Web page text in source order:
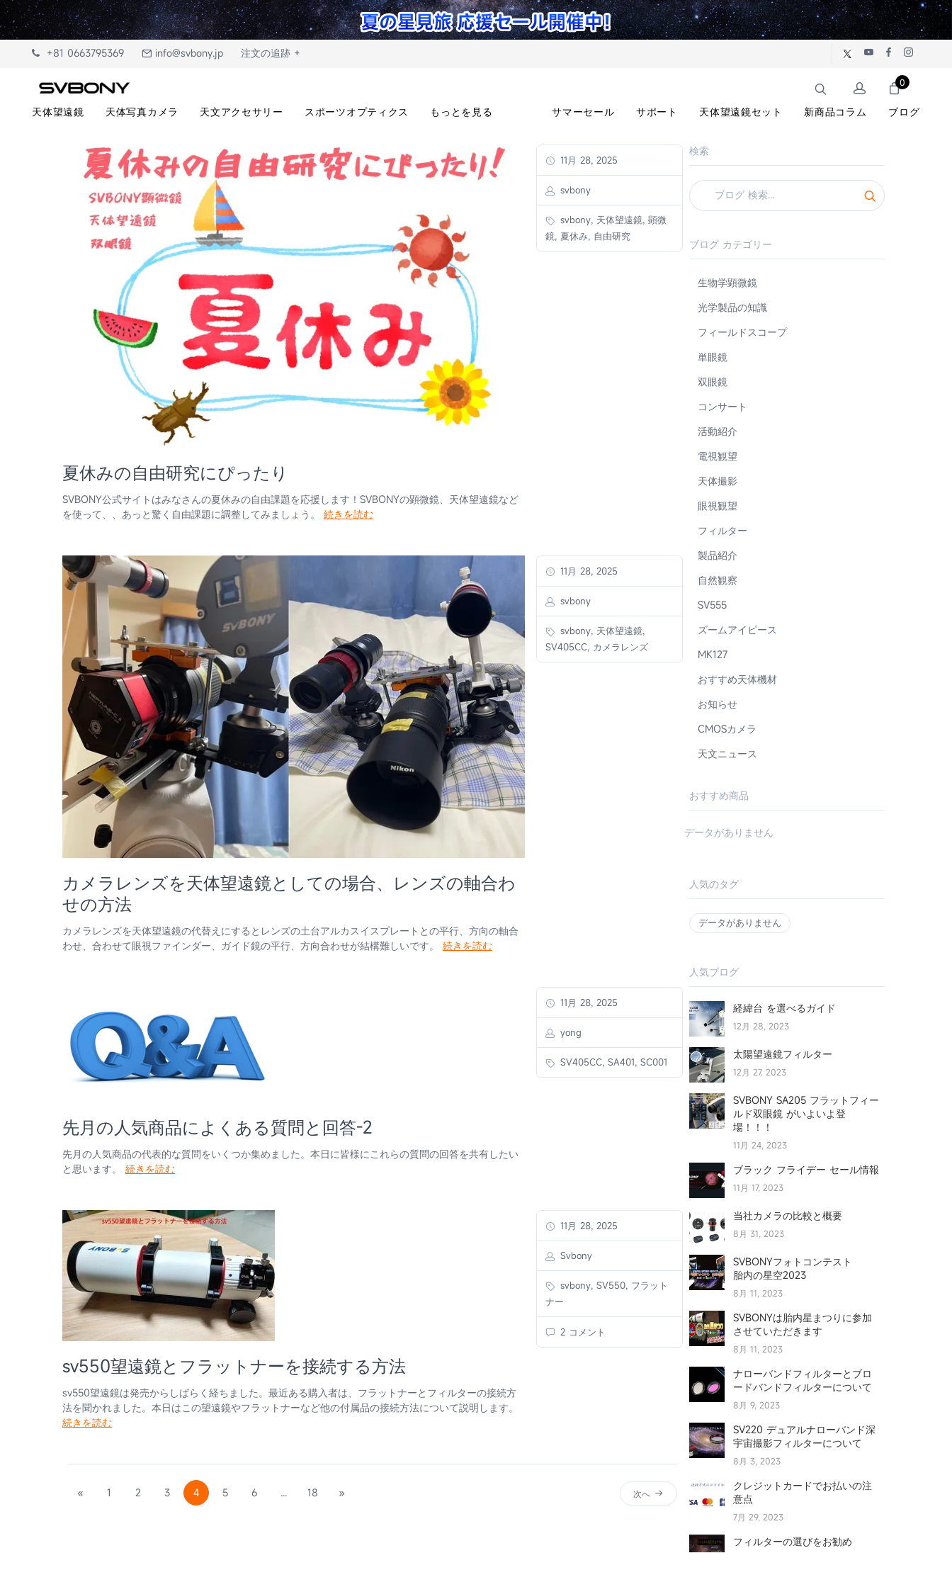
+81 0663795369 info@svbony.jp 注文の追跡 +
天体望遠鏡 天体写真カメラ 天文アクセサリー スポーツオプティクス もっとを見る サマーセール サポート 天体望遠鏡セット 新商品コラム ブログ
0
11月 28, 2025
svbony
svbony, 天体望遠鏡, 顕微
鏡, 夏休み, 自由研究
夏休みの自由研究にぴったり
SVBONY公式サイトはみなさんの夏休みの自由課題を応援します！SVBONYの顕微鏡、天体望遠鏡など
を使って、、あっと驚く自由課題に調整してみましょう。 続きを読む
11月 28, 2025
svbony
svbony, 天体望遠鏡,
SV405CC, カメラレンズ
カメラレンズを天体望遠鏡としての場合、レンズの軸合わ
せの方法
カメラレンズを天体望遠鏡の代替えにするとレンズの土台アルカスイスプレートとの平行、方向の軸合
わせ、合わせて眼視ファインダー、ガイド鏡の平行、方向合わせが結構難しいです。 続きを読む
11月 28, 2025
yong
SV405CC, SA401, SC001
先月の人気商品によくある質問と回答-2
先月の人気商品の代表的な質問をいくつか集めました。本日に皆様にこれらの質問の回答を共有したい
と思います。 続きを読む
11月 28, 2025
Svbony
svbony, SV550, フラット
ナー
2 コメント
sv550望遠鏡とフラットナーを接続する方法
sv550望遠鏡は発売からしばらく経ちました。最近ある購入者は、フラットナーとフィルターの接続方
法を聞かれました。本日はこの望遠鏡やフラットナーなど他の付属品の接続方法について説明します。
続きを読む
« 1 2 3 4 5 6 ... 18 » 次へ
検索
ブログ カテゴリー
生物学顕微鏡
光学製品の知識
フィールドスコープ
単眼鏡
双眼鏡
コンサート
活動紹介
電視観望
天体撮影
眼視観望
フィルター
製品紹介
自然観察
SV555
ズームアイピース
MK127
おすすめ天体機材
お知らせ
CMOSカメラ
天文ニュース
おすすめ商品
データがありません
人気のタグ
データがありません
人気ブログ
経緯台 を選べるガイド
12月 28, 2023
太陽望遠鏡フィルター
12月 27, 2023
SVBONY SA205 フラットフィー
ルド双眼鏡 がいよいよ登
場！！！
11月 24, 2023
ブラック フライデー セール情報
11月 17, 2023
当社カメラの比較と概要
8月 31, 2023
SVBONYフォトコンテスト
胎内の星空2023
8月 11, 2023
SVBONYは胎内星まつりに参加
させていただきます
8月 11, 2023
ナローバンドフィルターとブロ
ードバンドフィルターについて
8月 9, 2023
SV220 デュアルナローバンド深
宇宙撮影フィルターについて
8月 3, 2023
クレジットカードでお払いの注
意点
7月 29, 2023
フィルターの選びをお勧め